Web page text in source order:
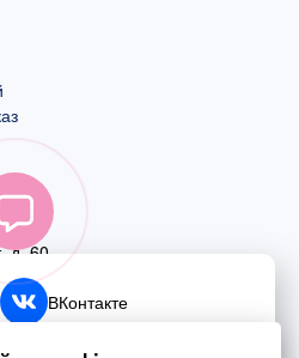
д. 60
59
ВКонтакте
Telegram